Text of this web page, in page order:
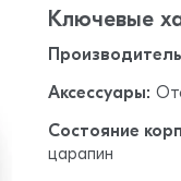
Ключевые
Аксессуары:
Состояние
царапин